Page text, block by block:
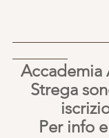
Accademia
Strega
Per info